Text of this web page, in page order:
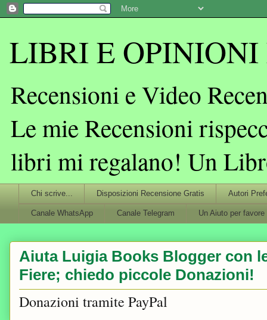
LIBRI E OPINIONI
Recensioni e Video
Le mie Recensioni
libri mi regalano! Un
Chi scrive... Disposizioni Recensione Gratis Autori
Canale WhatsApp Canale Telegram Un Aiuto per favore
Aiuta Luigia Books Blogger con
Fiere; chiedo piccole Donazioni!
Donazioni tramite PayPal